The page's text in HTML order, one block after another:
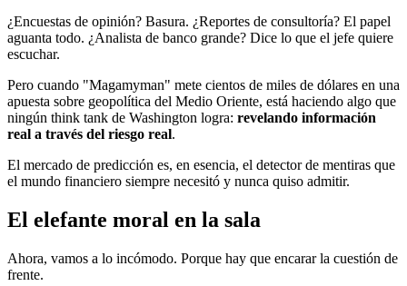
¿Encuestas de opinión? Basura. ¿Reportes de consultoría? El papel
aguanta todo. ¿Analista de banco grande? Dice lo que el jefe quiere
escuchar.
Pero cuando "Magamyman" mete cientos de miles de dólares en una
apuesta sobre geopolítica del Medio Oriente, está haciendo algo que
ningún think tank de Washington logra: revelando información
real a través del riesgo real.
El mercado de predicción es, en esencia, el detector de mentiras que
el mundo financiero siempre necesitó y nunca quiso admitir.
El elefante moral en la sala
Ahora, vamos a lo incómodo. Porque hay que encarar la cuestión de
frente.